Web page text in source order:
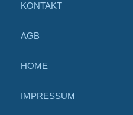
KONTAKT
AGB
HOME
IMPRESSUM